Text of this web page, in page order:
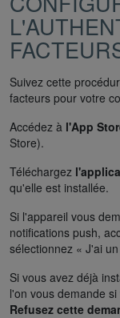
Suivez cette
facteurs pour votre
Accédez à l'App
Store).
Téléchargez
qu'elle est installée.
Si l'appareil vous
notifications push,
sélectionnez « J'ai
Si vous avez déjà
l'on vous demande
Refusez cette